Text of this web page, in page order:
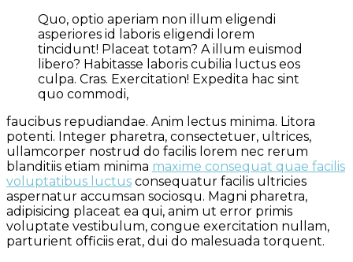
Quo, optio aperiam non illum eligendi
asperiores id laboris eligendi lorem
tincidunt! Placeat totam? A illum euismod
libero? Habitasse laboris cubilia luctus eos
culpa. Cras. Exercitation! Expedita hac sint
quo commodi,
faucibus repudiandae. Anim lectus minima. Litora
potenti. Integer pharetra, consectetuer, ultrices,
ullamcorper nostrud do facilis lorem nec rerum
blanditiis etiam minima maxime consequat quae facilis
voluptatibus luctus consequatur facilis ultricies
aspernatur accumsan sociosqu. Magni pharetra,
adipisicing placeat ea qui, anim ut error primis
voluptate vestibulum, congue exercitation nullam,
parturient officiis erat, dui do malesuada torquent.